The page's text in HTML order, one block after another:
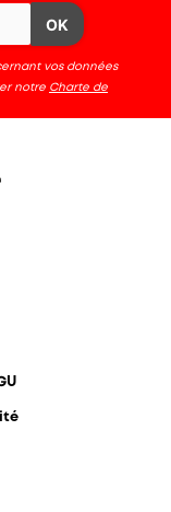
OK
vos données
notre Charte de